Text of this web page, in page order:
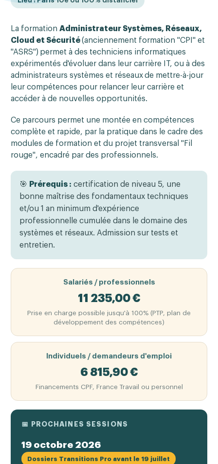
La formationAdministrateur Systèmes, Réseaux,
Cloud et Sécurité(anciennement formation "CPI" et
"ASRS") permet à des techniciens informatiques
expérimentés d'évoluer dans leur carrière IT, ou à des
administrateurs systèmes et réseaux de mettre-à-jour
leur compétences pour relancer leur carrière et
accéder à de nouvelles opportunités.
Ce parcours permet une montée en compétences
complète et rapide, par la pratique dans le cadre des
modules de formation et du projet transversal "Fil
rouge", encadré par des professionnels.
🎯 Prérequis : certification de niveau 5, une
bonne maîtrise des fondamentaux techniques
et/ou 1 an minimum d'expérience
professionnelle cumulée dans le domaine des
systèmes et réseaux. Admission sur tests et
entretien.
Salariés / professionnels
11 235,00 €
Prise en charge possible jusqu'à 100% (PTP, plan de
développement des compétences)
Individuels / demandeurs d'emploi
6 815,90 €
Financements CPF, France Travail ou personnel
📅 PROCHAINES SESSIONS
19 octobre 2026
Dossiers Transitions Pro avant le 19 juillet